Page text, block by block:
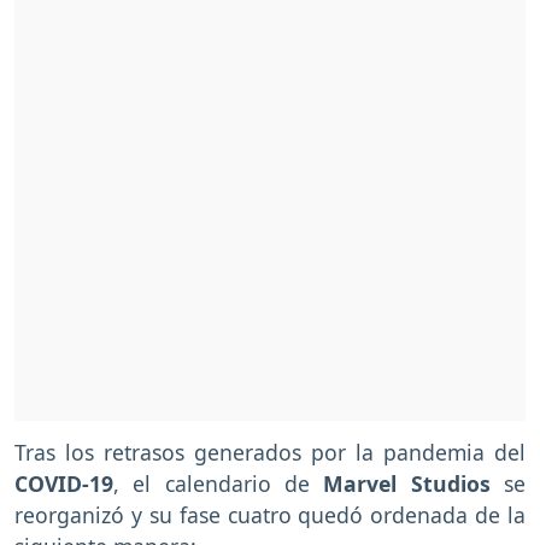
Tras los retrasos generados por la pandemia del
COVID-19, el calendario de Marvel Studios se
reorganizó y su fase cuatro quedó ordenada de la